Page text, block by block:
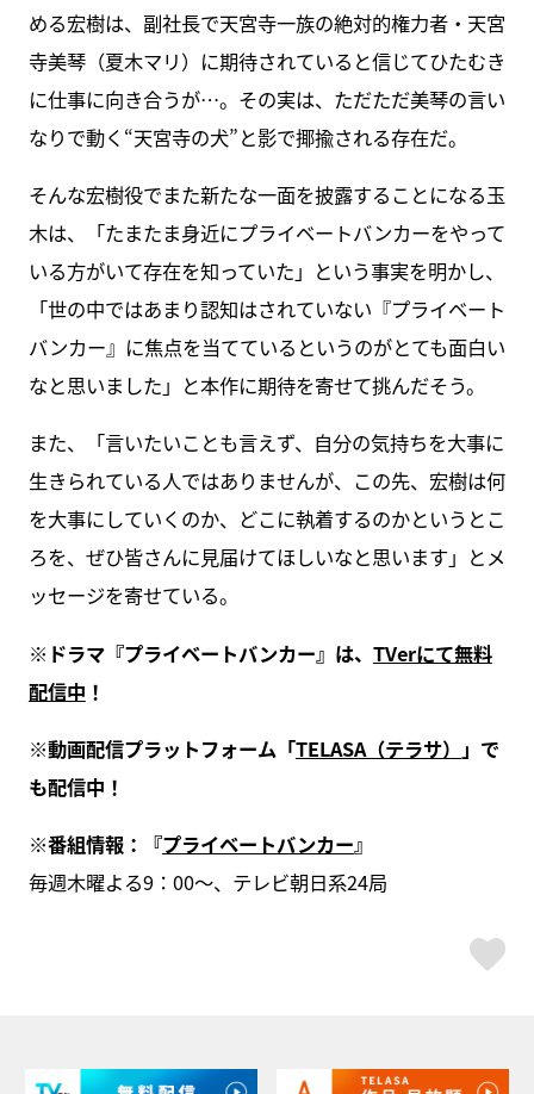
める宏樹は、副社長で天宮寺一族の絶対的権力者・天宮
寺美琴（夏木マリ）に期待されていると信じてひたむき
に仕事に向き合うが…。その実は、ただただ美琴の言い
なりで動く“天宮寺の犬”と影で揶揄される存在だ。
そんな宏樹役でまた新たな一面を披露することになる玉
木は、「たまたま身近にプライベートバンカーをやって
いる方がいて存在を知っていた」という事実を明かし、
「世の中ではあまり認知はされていない『プライベート
バンカー』に焦点を当てているというのがとても面白い
なと思いました」と本作に期待を寄せて挑んだそう。
また、「言いたいことも言えず、自分の気持ちを大事に
生きられている人ではありませんが、この先、宏樹は何
を大事にしていくのか、どこに執着するのかというとこ
ろを、ぜひ皆さんに見届けてほしいなと思います」とメ
ッセージを寄せている。
※ドラマ『プライベートバンカー』は、 TVerにて無料
配信中 ！
※動画配信プラットフォーム「TELASA（テラサ） 」で
も配信中！
※番組情報：『プライベートバンカー』
毎週木曜よる9：00～、テレビ朝日系24局